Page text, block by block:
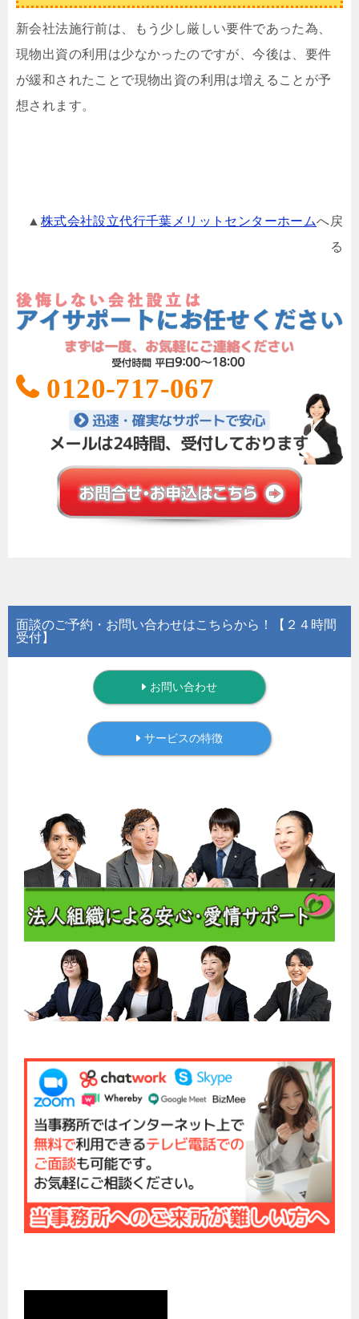
新会社法施行前は、もう少し厳しい要件であった為、
現物出資の利用は少なかったのですが、今後は、要件
が緩和されたことで現物出資の利用は増えることが予
想されます。
▲ 株式会社設立代行千葉メリットセンターホームへ戻
る
0120-717-067
面談のご予約・お問い合わせはこちらから！【２４時間
受付】
お問い合わせ
サービスの特徴